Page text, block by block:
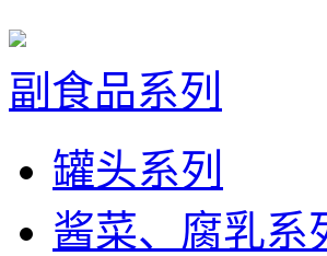
副食品系列
罐头系列
酱菜、腐乳系